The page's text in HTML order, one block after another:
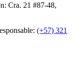
Cra. 21 #87-48,
(+57) 321